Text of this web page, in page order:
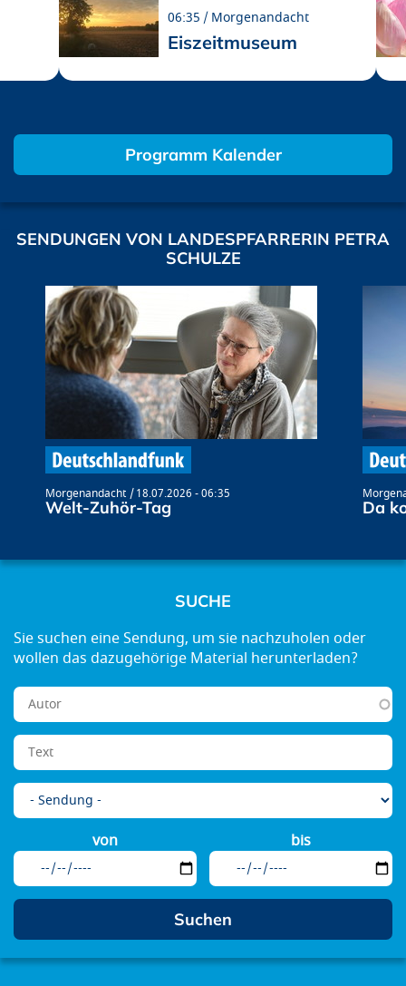
06:35 Morgenandacht
Eiszeitmuseum
Programm Kalender
SENDUNGEN VON LANDESPFARRERIN PETRA
SCHULZE
Morgenandacht 18.07.2026 - 06:35
Welt-Zuhör-Tag Da
SUCHE
von bis